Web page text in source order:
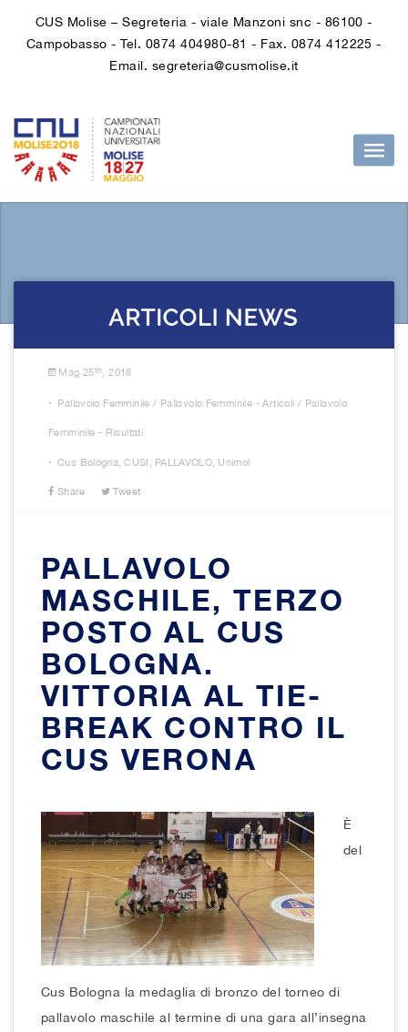
CUS Molise – Segreteria - viale Manzoni snc - 86100 -
Campobasso - Tel. 0874 404980-81 - Fax. 0874 412225 -
Email. segreteria@cusmolise.it
Mag 25th , 2018
. Pallavolo Femminile / Pallavolo Femminile - Articoli / Pallavolo
Femminile - Risultati
. Cus Bologna ,CUSI PALLAVOLO Unimol
Share Tweet
PALLAVOLO
MASCHILE, TERZO
POSTO AL CUS
BOLOGNA.
VITTORIA AL TIE-
BREAK CONTRO IL
CUS VERONA
È
del
Cus Bologna la medaglia di bronzo del torneo di
pallavolo maschile al termine di una gara all’insegna